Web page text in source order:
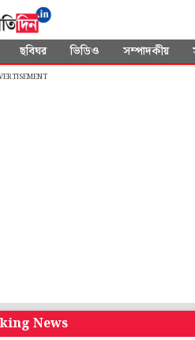
ছবিঘর ভিডিও সম্পাদকীয়
News